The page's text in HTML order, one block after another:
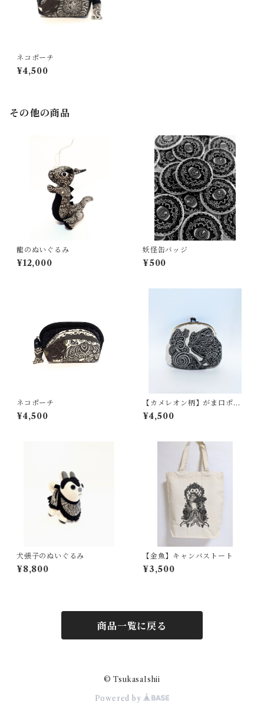
ネコポーチ
¥4,500
その他の商品
龍のぬいぐるみ
¥12,000
妖怪缶バッジ
¥500
ネコポーチ
¥4,500
【カメレオン柄】がま口ポー
チ
¥4,500
犬張子のぬいぐるみ
¥8,800
【金魚】キャンバストート
¥3,500
商品一覧に戻る
© TsukasaIshii
Powered by